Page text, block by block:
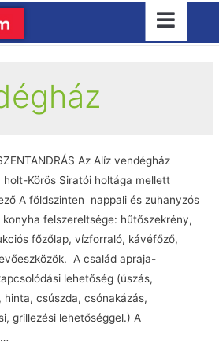
Az Alíz vendégház
holt-Körös Siratói holtága mellett
A földszinten nappali és zuhanyzós
felszereltsége: hűtőszekrény,
főzőlap, vízforraló, kávéfőző,
A család apraja-
lehetőség (úszás,
csúszda, csónakázás,
grillezési lehetőséggel.) A